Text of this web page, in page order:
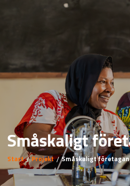
Småskaligt
Start Projekt Småskaligt